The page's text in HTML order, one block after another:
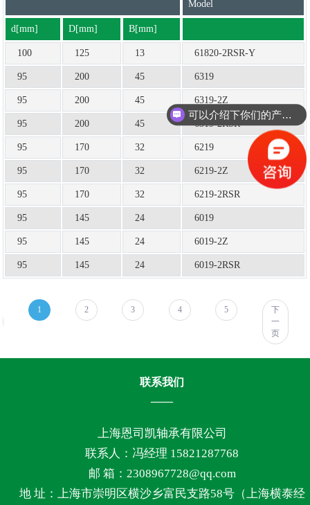
Model
d[mm] D[mm] B[mm]
100 125 13 61820-2RSR-Y
95 200 45 6319
95 200 45 6319-2Z
95 200 45 6319-2RSR
95 170 32 6219
95 170 32 6219-2Z
95 170 32 6219-2RSR
95 145 24 6019
95 145 24 6019-2Z
95 145 24 6019-2RSR
1 2 3 4 5
下
一
页
联系我们
上海恩司凯轴承有限公司
联系人：冯经理 15821287768
邮 箱：2308967728@qq.com
地 址：上海市崇明区横沙乡富民支路58号（上海横泰经
可以介绍下你们的产品么